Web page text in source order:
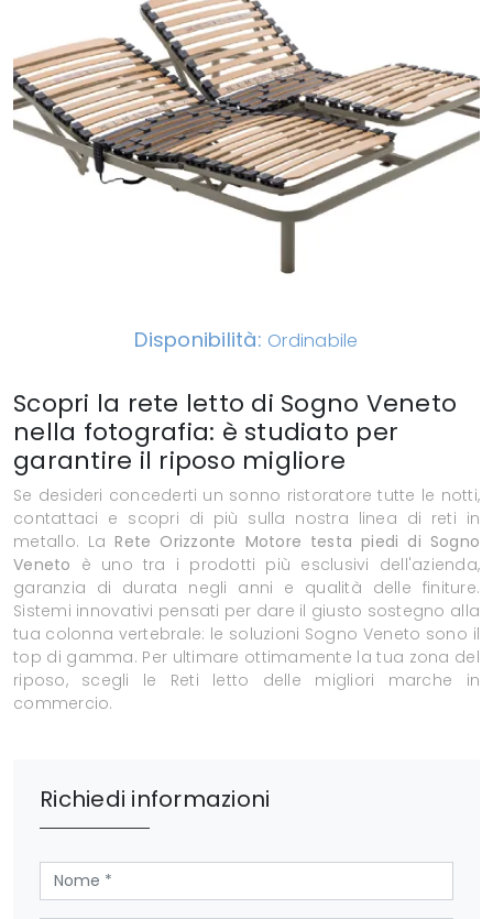
Disponibilità: Ordinabile
Scopri la rete letto di Sogno Veneto
nella fotografia: è studiato per
garantire il riposo migliore
Se desideri concederti un sonno ristoratore tutte le notti,
contattaci e scopri di più sulla nostra linea di reti in
metallo. LaRete Orizzonte Motore testa piedi di Sogno
Veneto è uno tra i prodotti più esclusivi dell'azienda,
garanzia di durata negli anni e qualità delle finiture.
Sistemi innovativi pensati per dare il giusto sostegno alla
tua colonna vertebrale: le soluzioni Sogno Veneto sono il
top di gamma. Per ultimare ottimamente la tua zona del
riposo, scegli le Reti letto delle migliori marche in
commercio.
Richiedi informazioni